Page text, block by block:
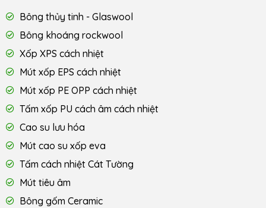
Bông thủy tinh - Glaswool
Bông khoáng rockwool
Xốp XPS cách nhiệt
Mút xốp EPS cách nhiệt
Mút xốp PE OPP cách nhiệt
Tấm xốp PU cách âm cách nhiệt
Cao su lưu hóa
Mút cao su xốp eva
Tấm cách nhiệt Cát Tường
Mút tiêu âm
Bông gốm Ceramic